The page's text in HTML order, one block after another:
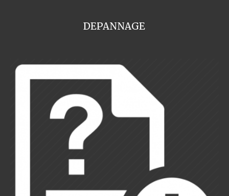
DEPANNAGE